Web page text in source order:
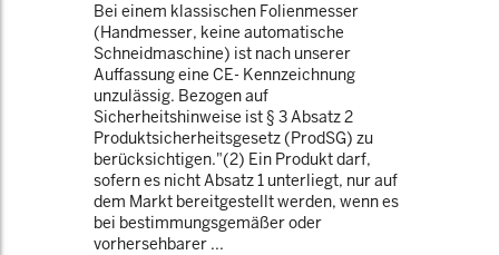
Bei einem klassischen Folienmesser
(Handmesser, keine automatische
Schneidmaschine) ist nach unserer
Auffassung eine CE- Kennzeichnung
unzulässig. Bezogen auf
Sicherheitshinweise ist § 3 Absatz 2
Produktsicherheitsgesetz (ProdSG) zu
berücksichtigen."(2) Ein Produkt darf,
sofern es nicht Absatz 1 unterliegt, nur auf
dem Markt bereitgestellt werden, wenn es
bei bestimmungsgemäßer oder
vorhersehbarer ...